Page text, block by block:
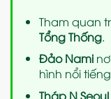
Tham quan
Tổng Thống.
Đảo Nami
hình nổi
Tháp N Seoul